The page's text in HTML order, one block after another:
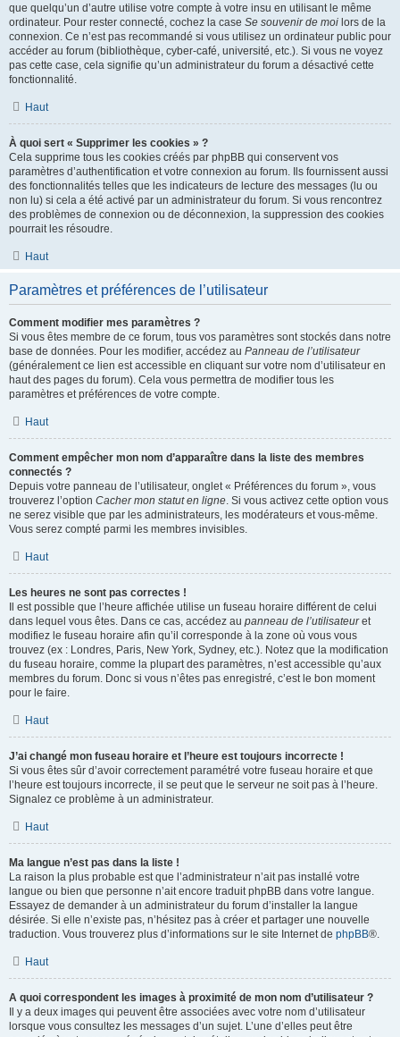
que quelqu’un d’autre utilise votre compte à votre insu en utilisant le même
ordinateur. Pour rester connecté, cochez la case Se souvenir de moi lors de la
connexion. Ce n’est pas recommandé si vous utilisez un ordinateur public pour
accéder au forum (bibliothèque, cyber-café, université, etc.). Si vous ne voyez
pas cette case, cela signifie qu’un administrateur du forum a désactivé cette
fonctionnalité.
Haut
À quoi sert « Supprimer les cookies » ?
Cela supprime tous les cookies créés par phpBB qui conservent vos
paramètres d’authentification et votre connexion au forum. Ils fournissent aussi
des fonctionnalités telles que les indicateurs de lecture des messages (lu ou
non lu) si cela a été activé par un administrateur du forum. Si vous rencontrez
des problèmes de connexion ou de déconnexion, la suppression des cookies
pourrait les résoudre.
Haut
Paramètres et préférences de l’utilisateur
Comment modifier mes paramètres ?
Si vous êtes membre de ce forum, tous vos paramètres sont stockés dans notre
base de données. Pour les modifier, accédez au Panneau de l’utilisateur
(généralement ce lien est accessible en cliquant sur votre nom d’utilisateur en
haut des pages du forum). Cela vous permettra de modifier tous les
paramètres et préférences de votre compte.
Haut
Comment empêcher mon nom d’apparaître dans la liste des membres
connectés ?
Depuis votre panneau de l’utilisateur, onglet « Préférences du forum », vous
trouverez l’option Cacher mon statut en ligne. Si vous activez cette option vous
ne serez visible que par les administrateurs, les modérateurs et vous-même.
Vous serez compté parmi les membres invisibles.
Haut
Les heures ne sont pas correctes !
Il est possible que l’heure affichée utilise un fuseau horaire différent de celui
dans lequel vous êtes. Dans ce cas, accédez au panneau de l’utilisateuret
modifiez le fuseau horaire afin qu’il corresponde à la zone où vous vous
trouvez (ex : Londres, Paris, New York, Sydney, etc.). Notez que la modification
du fuseau horaire, comme la plupart des paramètres, n’est accessible qu’aux
membres du forum. Donc si vous n’êtes pas enregistré, c’est le bon moment
pour le faire.
Haut
J’ai changé mon fuseau horaire et l’heure est toujours incorrecte !
Si vous êtes sûr d’avoir correctement paramétré votre fuseau horaire et que
l’heure est toujours incorrecte, il se peut que le serveur ne soit pas à l’heure.
Signalez ce problème à un administrateur.
Haut
Ma langue n’est pas dans la liste !
La raison la plus probable est que l’administrateur n’ait pas installé votre
langue ou bien que personne n’ait encore traduit phpBB dans votre langue.
Essayez de demander à un administrateur du forum d’installer la langue
désirée. Si elle n’existe pas, n’hésitez pas à créer et partager une nouvelle
traduction. Vous trouverez plus d’informations sur le site Internet de phpBB®.
Haut
A quoi correspondent les images à proximité de mon nom d’utilisateur ?
Il y a deux images qui peuvent être associées avec votre nom d’utilisateur
lorsque vous consultez les messages d’un sujet. L’une d’elles peut être